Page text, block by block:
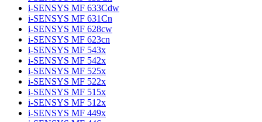
i-SENSYS MF 633Cdw
i-SENSYS MF 631Cn
i-SENSYS MF 628cw
i-SENSYS MF 623cn
i-SENSYS MF 543x
i-SENSYS MF 542x
i-SENSYS MF 525x
i-SENSYS MF 522x
i-SENSYS MF 515x
i-SENSYS MF 512x
i-SENSYS MF 449x